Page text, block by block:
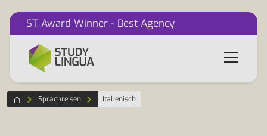
ST Award Winner - Best Agency
Sprachreisen Italienisch